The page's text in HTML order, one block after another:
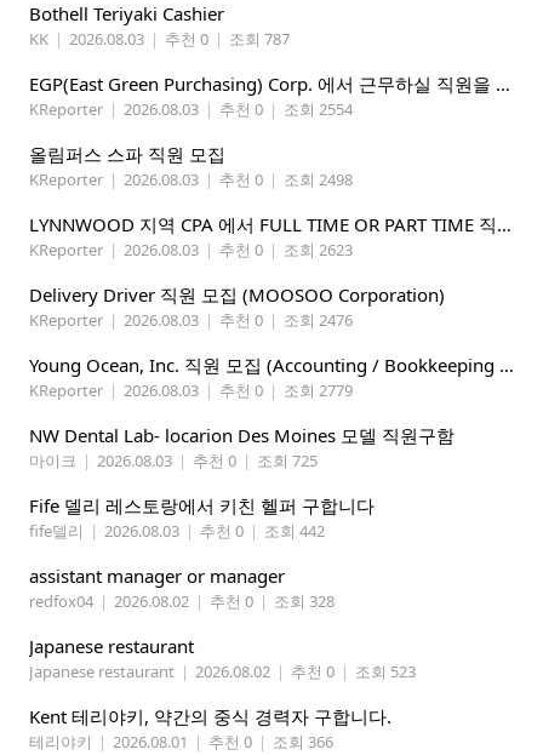
Bothell Teriyaki Cashier
KK | 2026.08.03 | 추천 0 | 조회 787
EGP(East Green Purchasing) Corp. 에서 근무하실 직원을 아래와 같이 모집합니다.
KReporter | 2026.08.03 | 추천 0 | 조회 2554
올림퍼스 스파 직원 모집
KReporter | 2026.08.03 | 추천 0 | 조회 2498
LYNNWOOD 지역 CPA 에서 FULL TIME OR PART TIME 직원을 찾습니다
KReporter | 2026.08.03 | 추천 0 | 조회 2623
Delivery Driver 직원 모집 (MOOSOO Corporation)
KReporter | 2026.08.03 | 추천 0 | 조회 2476
Young Ocean, Inc. 직원 모집 (Accounting / Bookkeeping 분야)
KReporter | 2026.08.03 | 추천 0 | 조회 2779
NW Dental Lab- locarion Des Moines 모델 직원구함
마이크 | 2026.08.03 | 추천 0 | 조회 725
Fife 델리 레스토랑에서 키친 헬퍼 구합니다
fife델리 | 2026.08.03 | 추천 0 | 조회 442
assistant manager or manager
redfox04 | 2026.08.02 | 추천 0 | 조회 328
Japanese restaurant
Japanese restaurant | 2026.08.02 | 추천 0 | 조회 523
Kent 테리야키, 약간의 중식 경력자 구합니다.
테리야키 | 2026.08.01 | 추천 0 | 조회 366